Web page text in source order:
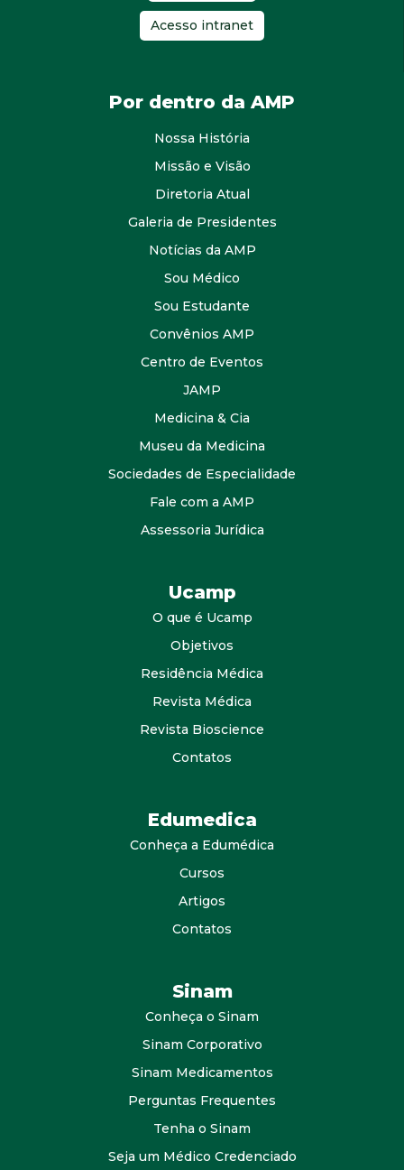
Acesso intranet
Por dentro da AMP
Nossa História
Missão e Visão
Diretoria Atual
Galeria de Presidentes
Notícias da AMP
Sou Médico
Sou Estudante
Convênios AMP
Centro de Eventos
JAMP
Medicina & Cia
Museu da Medicina
Sociedades de Especialidade
Fale com a AMP
Assessoria Jurídica
Ucamp
O que é Ucamp
Objetivos
Residência Médica
Revista Médica
Revista Bioscience
Contatos
Edumedica
Conheça a Edumédica
Cursos
Artigos
Contatos
Sinam
Conheça o Sinam
Sinam Corporativo
Sinam Medicamentos
Perguntas Frequentes
Tenha o Sinam
Seja um Médico Credenciado